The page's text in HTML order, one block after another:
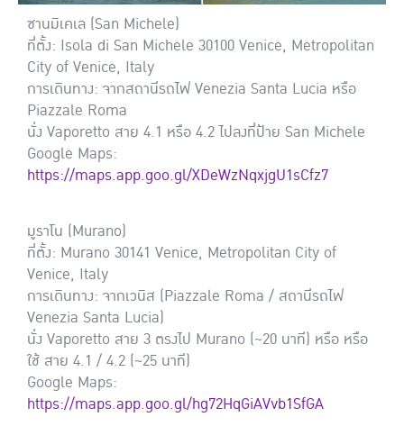
ซานมิเคเล (San Michele)
ที่ตั้ง: Isola di San Michele 30100 Venice, Metropolitan
City of Venice, Italy
การเดินทาง: จากสถานีรถไฟ Venezia Santa Lucia หรือ
Piazzale Roma
นั่ง Vaporetto สาย 4.1 หรือ 4.2 ไปลงที่ป้าย San Michele
Google Maps:
https://maps.app.goo.gl/XDeWzNqxjgU1sCfz7
มูราโน (Murano)
ที่ตั้ง: Murano 30141 Venice, Metropolitan City of
Venice, Italy
การเดินทาง: จากเวนิส (Piazzale Roma / สถานีรถไฟ
Venezia Santa Lucia)
นั่ง Vaporetto สาย 3 ตรงไป Murano (~20 นาที) หรือ หรือ
ใช้ สาย 4.1 / 4.2 (~25 นาที)
Google Maps:
https://maps.app.goo.gl/hg72HqGiAVvb1SfGA